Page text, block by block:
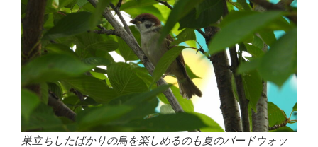
巣立ちしたばかりの鳥を楽しめるのも夏のバードウォッ